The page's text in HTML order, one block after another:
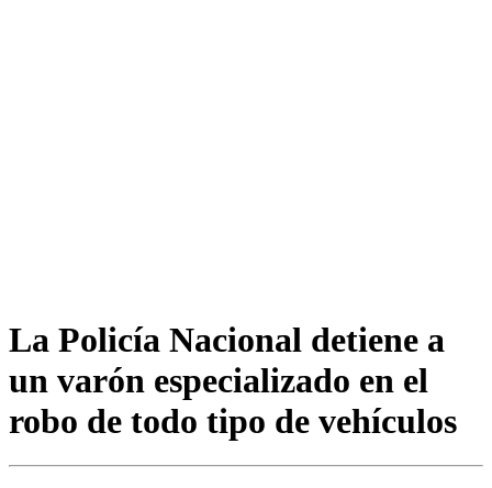
La Policía Nacional detiene a
un varón especializado en el
robo de todo tipo de vehículos